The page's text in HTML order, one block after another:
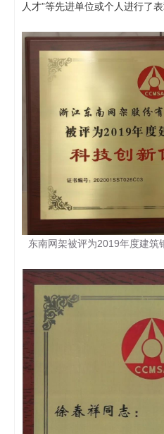
人才”等先进单位或个人进行了表
东南网架被评为2019年度建筑